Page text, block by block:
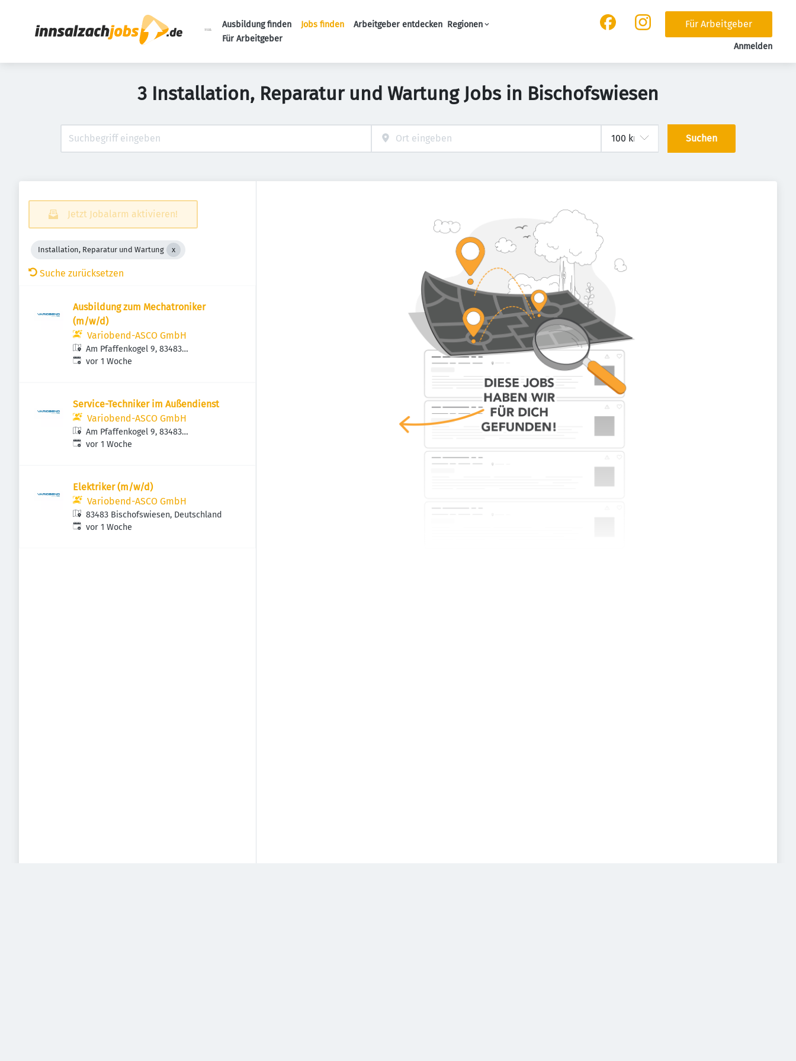
Ausbildung finden Jobs finden Arbeitgeber entdecken Regionen
Für Arbeitgeber
Für Arbeitgeber
Anmelden
3 Installation, Reparatur und Wartung Jobs in Bischofswiesen
Suchen
Jetzt Jobalarm aktivieren!
Installation, Reparatur und Wartung
Suche zurücksetzen
Ausbildung zum Mechatroniker
(m/w/d)
Variobend-ASCO GmbH
Am Pfaffenkogel 9, 83483
Bischofswiesen, Deutschland
Veröffentlicht:
vor 1 Woche
Service-Techniker im Außendienst
Variobend-ASCO GmbH
Am Pfaffenkogel 9, 83483
Bischofswiesen, Deutschland
Veröffentlicht:
vor 1 Woche
Elektriker (m/w/d)
Variobend-ASCO GmbH
83483 Bischofswiesen, Deutschland
Veröffentlicht:
vor 1 Woche